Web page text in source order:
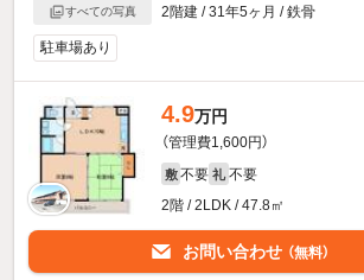
すべての写真
2階建 / 31年5ヶ月 / 鉄骨
駐車場あり
4.9万円
（管理費1,600円）
敷 不要 礼 不要
2階 / 2LDK / 47.8㎡
お問い合わせ （無料）